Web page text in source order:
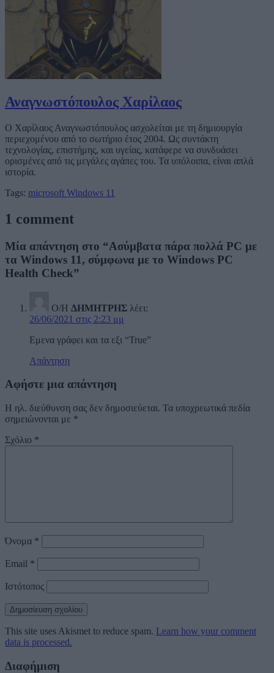
Αναγνωστόπουλος Χαρίλαος
Ο Χαρίλαος Αναγνωστόπουλος ασχολείται με τη δημιουργία
περιεχομένου από το σωτήριο έτος 2004. Ως συντάκτη
τεχνολογίας, επιστήμης, και υγείας, κατάφερε να συνδυάσει
ορισμένες από τις μεγάλες αγάπες του. Τα υπόλοιπα, είναι απλά
ιστορία.
Tags: microsoft Windows 11
1 comment
Μία απάντηση στο “Ασύμβατα πάρα πολλά PC με
τα Windows 11, σύμφωνα με το Windows PC
Health Check”
Ο/Η ΔΗΜΗΤΡΗΣ λέει:
26/06/2021 στις 2:23 μμ
Εμενα γράφει και τα εξι “True”
Απάντηση
Αφήστε μια απάντηση
Η ηλ. διεύθυνση σας δεν δημοσιεύεται. Τα υποχρεωτικά πεδία
σημειώνονται με *
Σχόλιο *
Όνομα *
Email *
Ιστότοπος
This site uses Akismet to reduce spam. Learn how your comment
data is processed.
Διαφήμιση